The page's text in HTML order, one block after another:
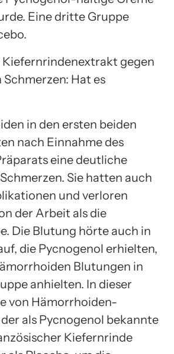
Eine dritte Gruppe
Kiefernrindenextrakt gegen
Hat es
in den ersten beiden
nach Einnahme des
eine deutliche
Sie hatten auch
und verloren
der Arbeit als die
Die Blutung hörte auch in
die Pycnogenol erhielten,
Blutungen in
anhielten. In dieser
von Hämorrhoiden-
als Pycnogenol bekannte
Kiefernrinde